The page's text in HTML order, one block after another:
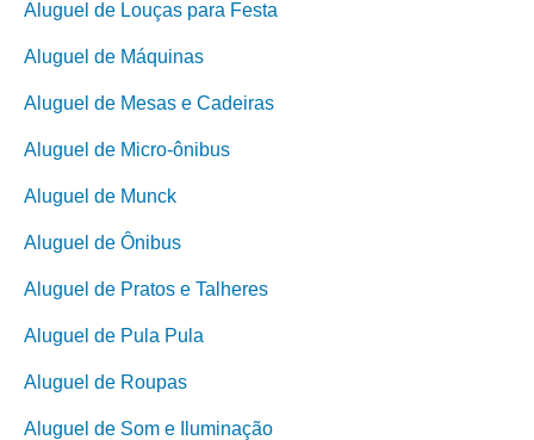
Aluguel de Louças para Festa
Aluguel de Máquinas
Aluguel de Mesas e Cadeiras
Aluguel de Micro-ônibus
Aluguel de Munck
Aluguel de Ônibus
Aluguel de Pratos e Talheres
Aluguel de Pula Pula
Aluguel de Roupas
Aluguel de Som e Iluminação